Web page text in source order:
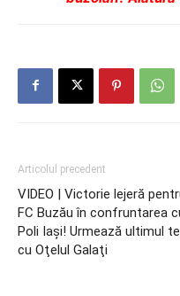
Articolul precedent
VIDEO | Victorie lejeră
FC Buzău în confruntarea
Poli Iaşi! Urmează ultimul
cu Oţelul Galaţi